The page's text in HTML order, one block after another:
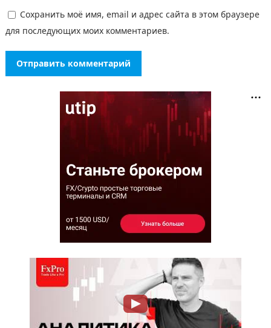
Сохранить моё имя, email и адрес сайта в этом браузере
для последующих моих комментариев.